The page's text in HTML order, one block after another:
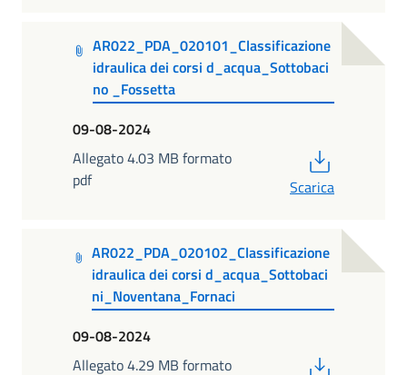
AR022_PDA_020101_Classificazione
idraulica dei corsi d_acqua_Sottobaci
no _Fossetta
09-08-2024
Allegato 4.03 MB formato
pdf
Scarica
AR022_PDA_020102_Classificazione
idraulica dei corsi d_acqua_Sottobaci
ni_Noventana_Fornaci
09-08-2024
Allegato 4.29 MB formato